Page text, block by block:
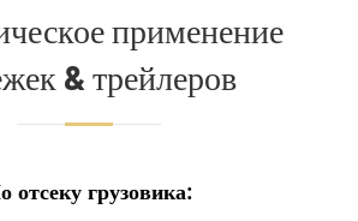
применение
& трейлеров
отсеку грузовика: